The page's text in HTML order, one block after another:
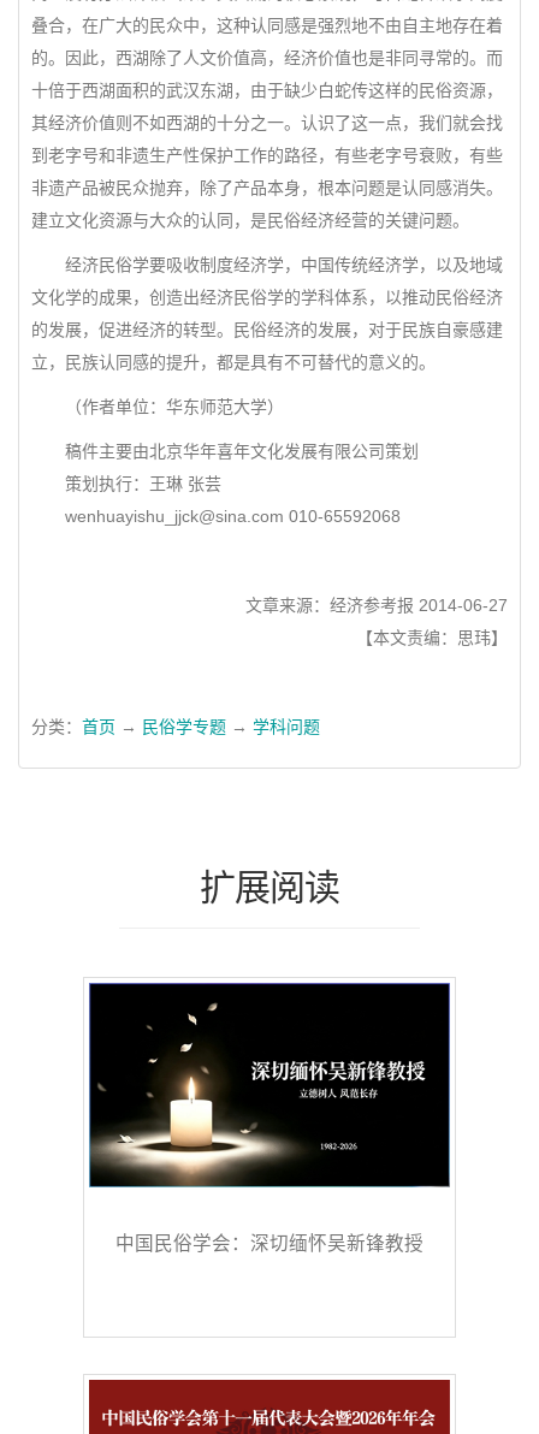
叠合，在广大的民众中，这种认同感是强烈地不由自主地存在着
的。因此，西湖除了人文价值高，经济价值也是非同寻常的。而
十倍于西湖面积的武汉东湖，由于缺少白蛇传这样的民俗资源，
其经济价值则不如西湖的十分之一。认识了这一点，我们就会找
到老字号和非遗生产性保护工作的路径，有些老字号衰败，有些
非遗产品被民众抛弃，除了产品本身，根本问题是认同感消失。
建立文化资源与大众的认同，是民俗经济经营的关键问题。
经济民俗学要吸收制度经济学，中国传统经济学，以及地域
文化学的成果，创造出经济民俗学的学科体系，以推动民俗经济
的发展，促进经济的转型。民俗经济的发展，对于民族自豪感建
立，民族认同感的提升，都是具有不可替代的意义的。
（作者单位：华东师范大学）
稿件主要由北京华年喜年文化发展有限公司策划
策划执行：王琳 张芸
wenhuayishu_jjck@sina.com 010-65592068
文章来源：经济参考报 2014-06-27
【本文责编：思玮】
分类： 首页 → 民俗学专题 → 学科问题
扩展阅读
中国民俗学会：深切缅怀吴新锋教授